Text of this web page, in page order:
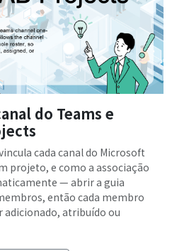
do Teams e
cada canal do Microsoft
projeto, e como a associação
— abrir a guia
então cada membro
adicionado, atribuído ou